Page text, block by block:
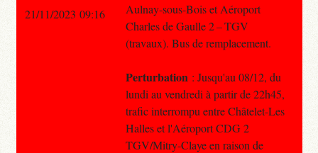
Aulnay-sous-Bois et Aéroport
Charles de Gaulle 2 – TGV
(travaux). Bus de remplacement.
Perturbation : Jusqu'au 08/12, du
lundi au vendredi à partir de 22h45,
trafic interrompu entre Châtelet-Les
Halles et l'Aéroport CDG 2
TGV/Mitry-Claye en raison de
21/11/2023 09:16